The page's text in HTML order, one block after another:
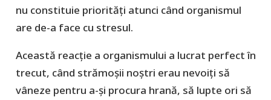
nu constituie priorități atunci când organismul
are de-a face cu stresul.
Această reacție a organismului a lucrat perfect în
trecut, când strămoșii noștri erau nevoiți să
vâneze pentru a-și procura hrană, să lupte ori să